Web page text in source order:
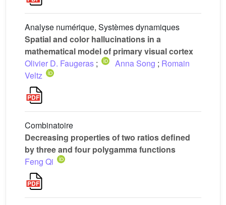
Analyse numérique, Systèmes dynamiques
Spatial and color hallucinations in a
mathematical model of primary visual cortex
Olivier D. Faugeras ; Anna Song ; Romain
Veltz
Combinatoire
Decreasing properties of two ratios defined
by three and four polygamma functions
Feng Qi